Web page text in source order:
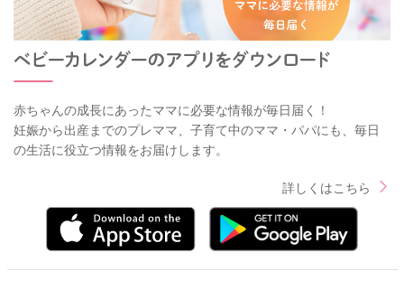
赤ちゃんの成長にあったママに必要な情報が毎日届く！
妊娠から出産までのプレママ、子育て中のママ・パパにも、毎日
の生活に役立つ情報をお届けします。
詳しくはこちら